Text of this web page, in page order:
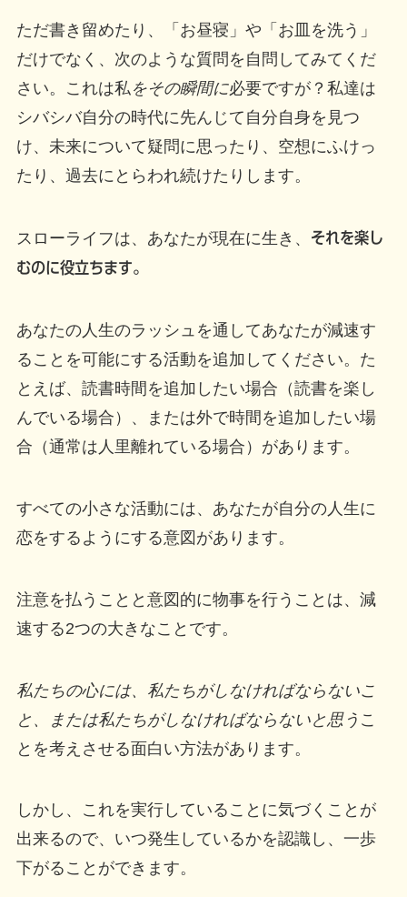
ただ書き留めたり、「お昼寝」や「お皿を洗う」
だけでなく、次のような質問を自問してみてくだ
さい。これは私をその瞬間に必要ですが？私達は
シバシバ自分の時代に先んじて自分自身を見つ
け、未来について疑問に思ったり、空想にふけっ
たり、過去にとらわれ続けたりします。
スローライフは、あなたが現在に生き、
それを楽し
むのに役立ちます。
あなたの人生のラッシュを通してあなたが減速す
ることを可能にする活動を追加してください。た
とえば、読書時間を追加したい場合（読書を楽し
んでいる場合）、または外で時間を追加したい場
合（通常は人里離れている場合）があります。
すべての小さな活動には、あなたが自分の人生に
恋をするようにする意図があります。
注意を払うことと意図的に物事を行うことは、減
速する2つの大きなことです。
私たちの心には、私たちがしなければならないこ
と、または私たちがしなければならないと思う こ
とを考えさせる面白い方法があります。
しかし、これを実行していることに気づくことが
出来るので、いつ発生しているかを認識し、一歩
下がることができます。